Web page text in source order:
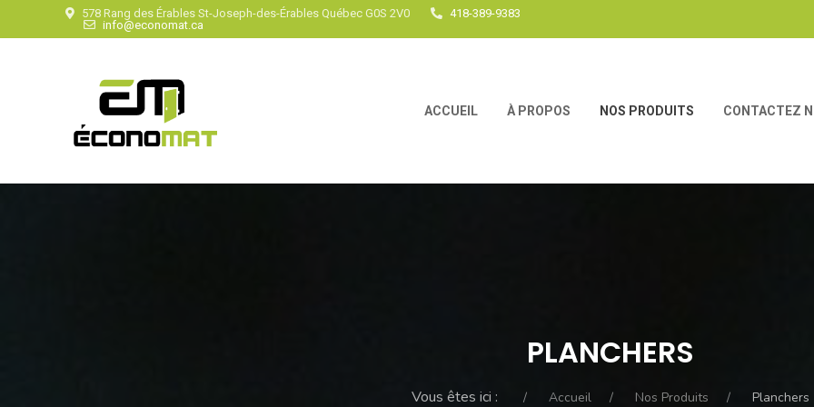
578 Rang des Érables St-Joseph-des-Érables Québec G0S 2V0
418-389-9383
info@economat.ca
ACCUEIL À PROPOS NOS PRODUITS CONTACTEZ
PLANCHERS
Vous êtes ici : Accueil Nos Produits Planchers